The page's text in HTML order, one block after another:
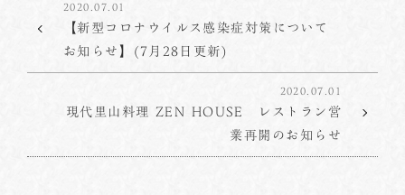
2020.07.01
【新型コロナウイルス感染症対策について
お知らせ】(7月28日更新)
2020.07.01
現代里山料理 ZEN HOUSE レストラン営
業再開のお知らせ